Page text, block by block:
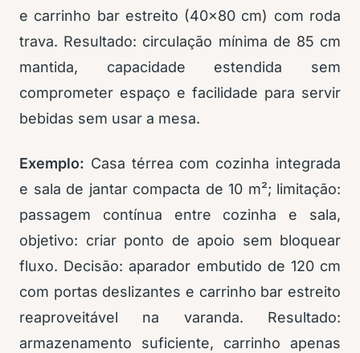
e carrinho bar estreito (40×80 cm) com roda
trava. Resultado: circulação mínima de 85 cm
mantida, capacidade estendida sem
comprometer espaço e facilidade para servir
bebidas sem usar a mesa.
Exemplo: Casa térrea com cozinha integrada
e sala de jantar compacta de 10 m²; limitação:
passagem contínua entre cozinha e sala,
objetivo: criar ponto de apoio sem bloquear
fluxo. Decisão: aparador embutido de 120 cm
com portas deslizantes e carrinho bar estreito
reaproveitável na varanda. Resultado:
armazenamento suficiente, carrinho apenas